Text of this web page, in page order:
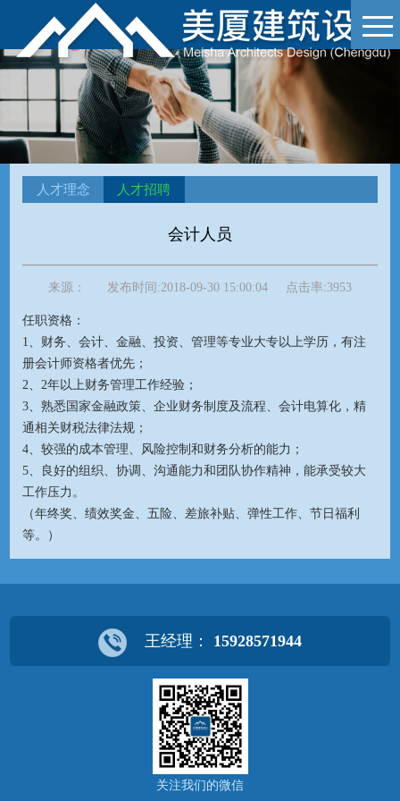
人才理念 人才招聘
会计人员
来源： 发布时间:2018-09-30 15:00:04 点击率:3953
任职资格：
1、财务、会计、金融、投资、管理等专业大专以上学历，有注
册会计师资格者优先；
2、2年以上财务管理工作经验；
3、熟悉国家金融政策、企业财务制度及流程、会计电算化，精
通相关财税法律法规；
4、较强的成本管理、风险控制和财务分析的能力；
5、良好的组织、协调、沟通能力和团队协作精神，能承受较大
工作压力。
（年终奖、绩效奖金、五险、差旅补贴、弹性工作、节日福利
等。）
王经理： 15928571944
关注我们的微信